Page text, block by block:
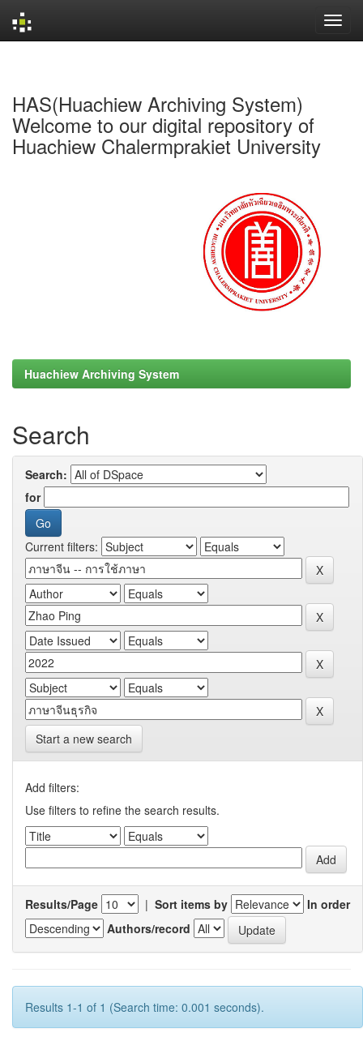
HAS(Huachiew Archiving System)
Welcome to our digital repository of
Huachiew Chalermprakiet University
Huachiew Archiving System
Search
Search:
for
Current filters:
Start a new search
Add filters:
Use filters to refine the search results.
Results/Page | Sort items by
In order
Authors/record
Results 1-1 of 1 (Search time: 0.001 seconds).